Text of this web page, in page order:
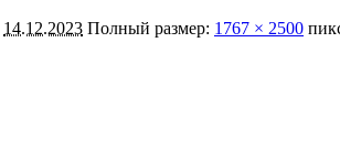
14.12.2023 Полный размер: 1767 × 2500